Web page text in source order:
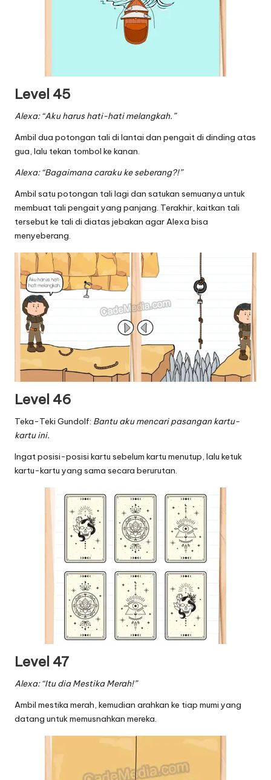
Level 45
Alexa: “Aku harus hati-hati melangkah.”
Ambil dua potongan tali di lantai dan pengait di dinding atas
gua, lalu tekan tombol ke kanan.
Alexa: “Bagaimana caraku ke seberang?!”
Ambil satu potongan tali lagi dan satukan semuanya untuk
membuat tali pengait yang panjang. Terakhir, kaitkan tali
tersebut ke tali di diatas jebakan agar Alexa bisa
menyeberang.
Level 46
Teka-Teki Gundolf: Bantu aku mencari pasangan kartu-
kartu ini.
Ingat posisi-posisi kartu sebelum kartu menutup, lalu ketuk
kartu-kartu yang sama secara berurutan.
Level 47
Alexa: “Itu dia Mestika Merah!”
Ambil mestika merah, kemudian arahkan ke tiap mumi yang
datang untuk memusnahkan mereka.